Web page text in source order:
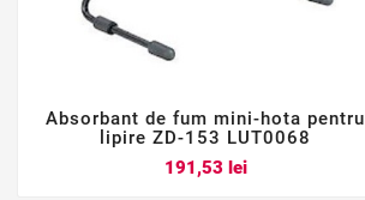
  
Absorbant de fum mini-hota pentru
lipire ZD-153 LUT0068
191,53 leiPret